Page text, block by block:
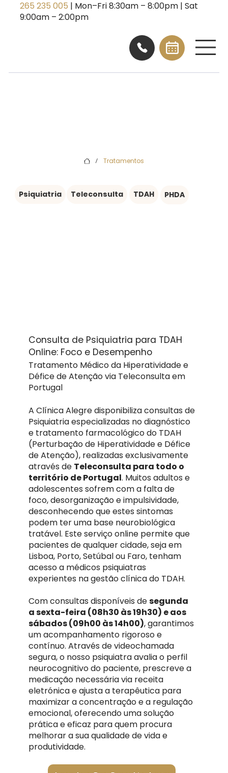
265 235 005 | Mon–Fri 8:30am – 8:00pm | Sat
9:00am – 2:00pm
/ Tratamentos
Psiquiatria Teleconsulta TDAH PHDA
Consulta de Psiquiatria para TDAH
Online: Foco e Desempenho
Tratamento Médico da Hiperatividade e
Défice de Atenção via Teleconsulta em
Portugal
A Clínica Alegre disponibiliza consultas de
Psiquiatria especializadas no diagnóstico
e tratamento farmacológico do TDAH
(Perturbação de Hiperatividade e Défice
de Atenção), realizadas exclusivamente
através de Teleconsulta para todo o
território de Portugal. Muitos adultos e
adolescentes sofrem com a falta de
foco, desorganização e impulsividade,
desconhecendo que estes sintomas
podem ter uma base neurobiológica
tratável. Este serviço online permite que
pacientes de qualquer cidade, seja em
Lisboa, Porto, Setúbal ou Faro, tenham
acesso a médicos psiquiatras
experientes na gestão clínica do TDAH.
Com consultas disponíveis desegunda
a sexta-feira (08h30 às 19h30) e aos
sábados (09h00 às 14h00), garantimos
um acompanhamento rigoroso e
contínuo. Através de videochamada
segura, o nosso psiquiatra avalia o perfil
neurocognitivo do paciente, prescreve a
medicação necessária via receita
eletrónica e ajusta a terapêutica para
maximizar a concentração e a regulação
emocional, oferecendo uma solução
prática e eficaz para quem procura
melhorar a sua qualidade de vida e
produtividade.